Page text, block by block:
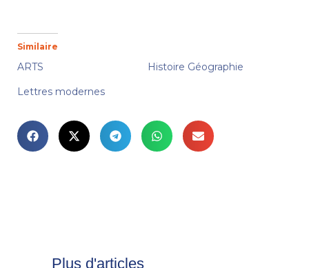
Similaire
ARTS
Histoire Géographie
Lettres modernes
Plus d'articles